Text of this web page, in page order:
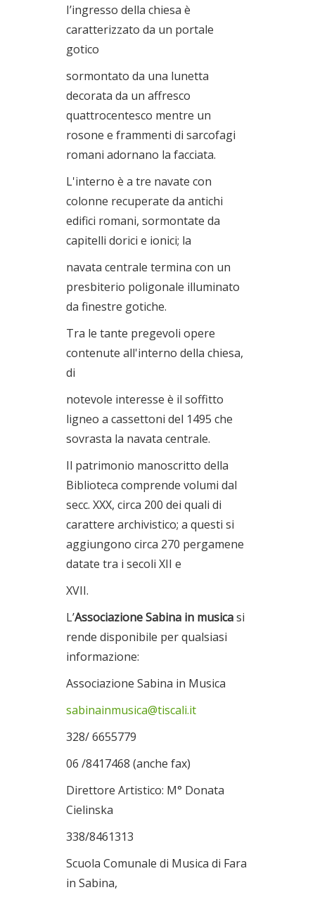
I’ingresso della chiesa è
caratterizzato da un portale
gotico
sormontato da una lunetta
decorata da un affresco
quattrocentesco mentre un
rosone e frammenti di sarcofagi
romani adornano la facciata.
L'interno è a tre navate con
colonne recuperate da antichi
edifici romani, sormontate da
capitelli dorici e ionici; la
navata centrale termina con un
presbiterio poligonale illuminato
da finestre gotiche.
Tra le tante pregevoli opere
contenute all'interno della chiesa,
di
notevole interesse è il soffitto
ligneo a cassettoni del 1495 che
sovrasta la navata centrale.
Il patrimonio manoscritto della
Biblioteca comprende volumi dal
secc. XXX, circa 200 dei quali di
carattere archivistico; a questi si
aggiungono circa 270 pergamene
datate tra i secoli XII e
XVII.
L’Associazione Sabina in musicasi
rende disponibile per qualsiasi
informazione:
Associazione Sabina in Musica
sabinainmusica@tiscali.it
328/ 6655779
06 /8417468 (anche fax)
Direttore Artistico: M° Donata
Cielinska
338/8461313
Scuola Comunale di Musica di Fara
in Sabina,